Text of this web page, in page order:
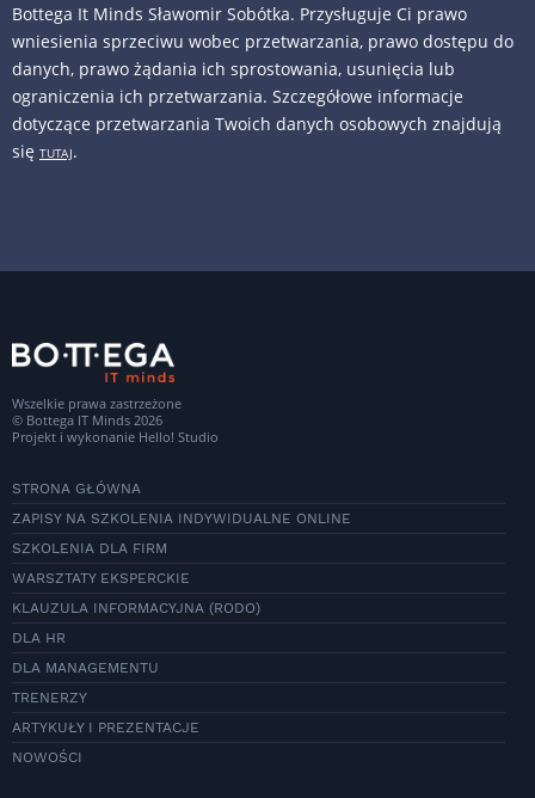
Bottega It Minds Sławomir Sobótka. Przysługuje Ci prawo
wniesienia sprzeciwu wobec przetwarzania, prawo dostępu do
danych, prawo żądania ich sprostowania, usunięcia lub
ograniczenia ich przetwarzania. Szczegółowe informacje
dotyczące przetwarzania Twoich danych osobowych znajdują
się TUTAJ.
Wszelkie prawa zastrzeżone
© Bottega IT Minds 2026
Projekt i wykonanie Hello! Studio
STRONA GŁÓWNA
ZAPISY NA SZKOLENIA INDYWIDUALNE ONLINE
SZKOLENIA DLA FIRM
WARSZTATY EKSPERCKIE
KLAUZULA INFORMACYJNA (RODO)
DLA HR
DLA MANAGEMENTU
TRENERZY
ARTYKUŁY I PREZENTACJE
NOWOŚCI